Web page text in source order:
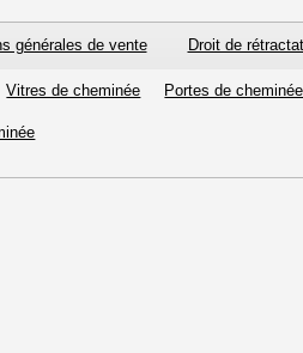
générales de vente Droit de
Vitres de cheminée Portes de cheminée